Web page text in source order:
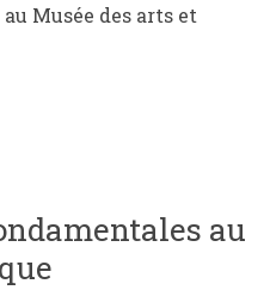
Musée des arts et
au